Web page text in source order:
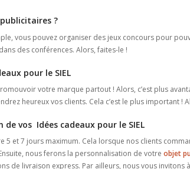
?
vous pouvez organiser des jeux concours pour
des conférences. Alors, faites-le !
pour le SIEL
votre marque partout ! Alors, c’est plus
heureux vos clients. Cela c’est le plus important !
vos Idées cadeaux pour le SIEL
5 et 7 jours maximum. Cela lorsque nos clients
nous ferons la personnalisation de votre objet
de livraison express. Par ailleurs, nous vous invitons